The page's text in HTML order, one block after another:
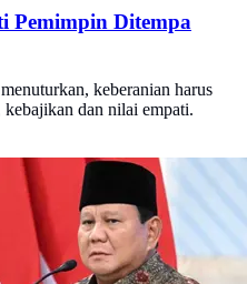
Pemimpin Ditempa
keberanian harus
dan nilai empati.